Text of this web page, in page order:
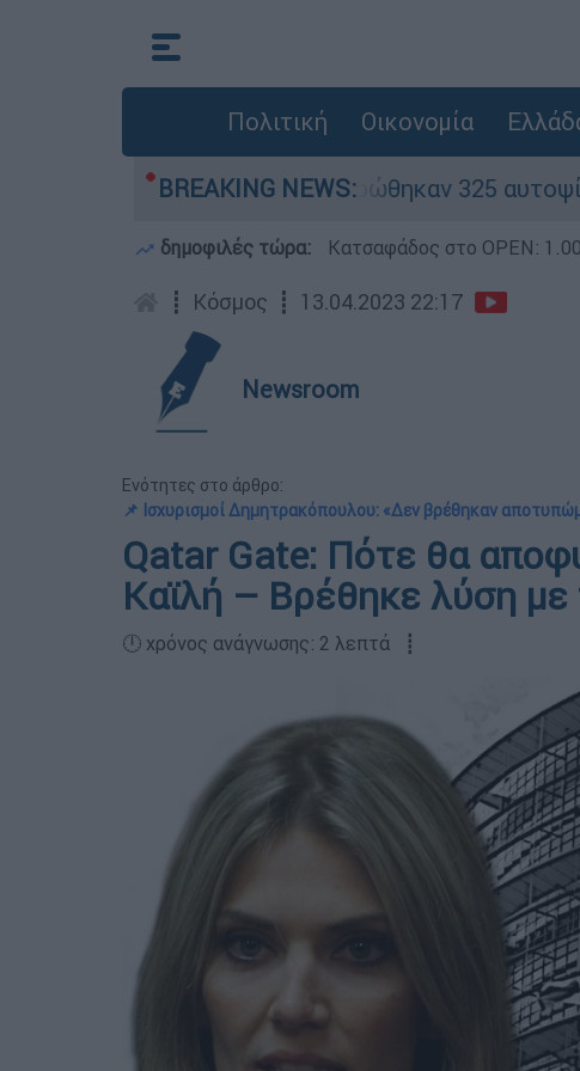
Πολιτική Οικονομία
BREAKING NEWS:
«κόκκινα» - Ολοκληρώθηκαν 325 αυτοψίες στις
δημοφιλές τώρα: Κατσαφάδος στο OPEN:
┋ Κόσμος ┋ 13.04.2023 22:17
Newsroom
Ενότητες στο άρθρο:
📌 Ισχυρισμοί Δημητρακόπουλου: «Δεν βρέθηκαν
Qatar Gate: Πότε θα
Καϊλή – Βρέθηκε λύση με
🕛 χρόνος ανάγνωσης: 2 λεπτά ┋